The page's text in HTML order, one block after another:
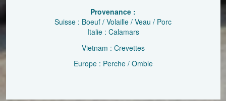
Provenance :
Suisse : Boeuf / Volaille / Veau / Porc
Italie : Calamars
Vietnam : Crevettes
Europe : Perche / Omble